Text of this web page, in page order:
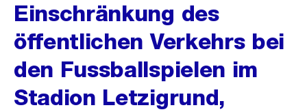
Einschränkung des
öffentlichen Verkehrs bei
den Fussballspielen im
Stadion Letzigrund,